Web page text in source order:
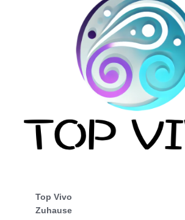
Top Vivo
Zuhause